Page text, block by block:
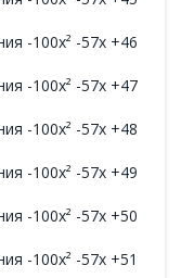
-100x² -57x +46
-100x² -57x +47
-100x² -57x +48
-100x² -57x +49
-100x² -57x +50
-100x² -57x +51